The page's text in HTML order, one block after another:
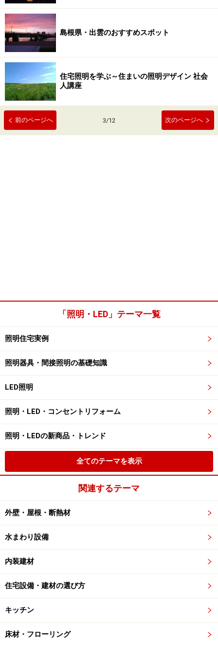
島根県・出雲のおすすめスポット
住宅照明を学ぶ～住まいの照明デザイン 社会
人講座
前のページへ 3/12 次のページへ
「照明・LED」テーマ一覧
照明住宅実例
照明器具・間接照明の基礎知識
LED照明
照明・LED・コンセントリフォーム
照明・LEDの新商品・トレンド
全てのテーマを表示
関連するテーマ
外壁・屋根・断熱材
水まわり設備
内装建材
住宅設備・建材の選び方
キッチン
床材・フローリング